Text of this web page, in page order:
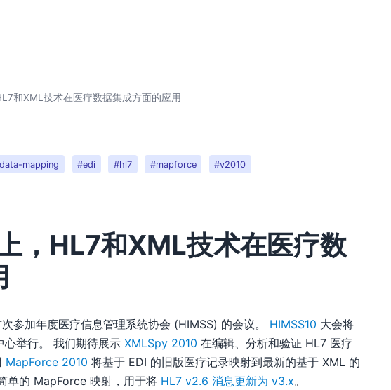
和XML技术在医疗数据集成方面的应用
mapping #edi #hl7 #mapforce #v2010
，HL7和XML技术在医疗数
参加年度医疗信息管理系统协会 (HIMSS) 的会议。 HIMSS10 大会将
心举行。 我们期待展示XMLSpy 2010 在编辑、分析和验证 HL7 医疗
MapForce 2010 将基于 EDI 的旧版医疗记录映射到最新的基于 XML 的
单的 MapForce 映射，用于将 HL7 v2.6 消息更新为 v3.x。